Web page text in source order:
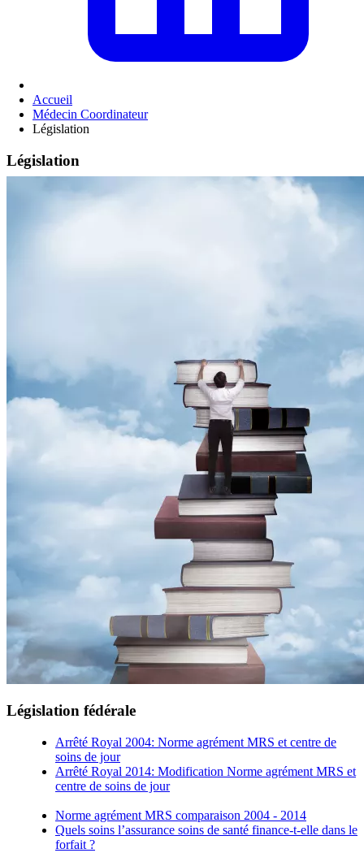
Accueil
Médecin Coordinateur
Législation
Législation
Législation fédérale
Arrêté Royal 2004: Norme agrément MRS et centre de
soins de jour
Arrêté Royal 2014: Modification Norme agrément MRS et
centre de soins de jour
Norme agrément MRS comparaison 2004 - 2014
Quels soins l’assurance soins de santé finance-t-elle dans le
forfait ?